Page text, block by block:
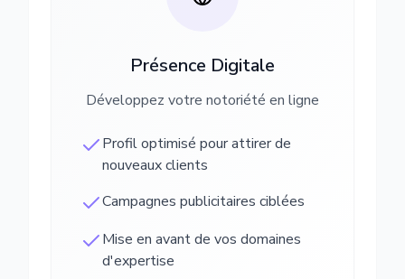
Présence Digitale
Développez votre notoriété en ligne
Profil optimisé pour attirer de
nouveaux clients
Campagnes publicitaires ciblées
Mise en avant de vos domaines
d'expertise